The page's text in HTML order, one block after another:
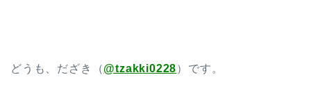
どうも、だざき（@tzakki0228）です。